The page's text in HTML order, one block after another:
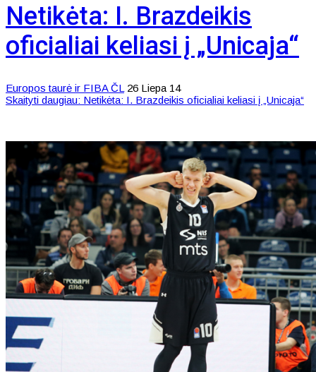
Netikėta: I. Brazdeikis
oficialiai keliasi į „Unicaja“
Europos taurė ir FIBA ČL 26 Liepa 14
Skaityti daugiau: Netikėta: I. Brazdeikis oficialiai keliasi į „Unicaja“